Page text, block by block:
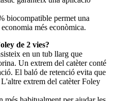
biocompatible permet una
més econòmica.
de 2 vies?
en un tub llarg que
Un extrem del catèter conté
El baló de retenció evita que
extrem del catèter Foley